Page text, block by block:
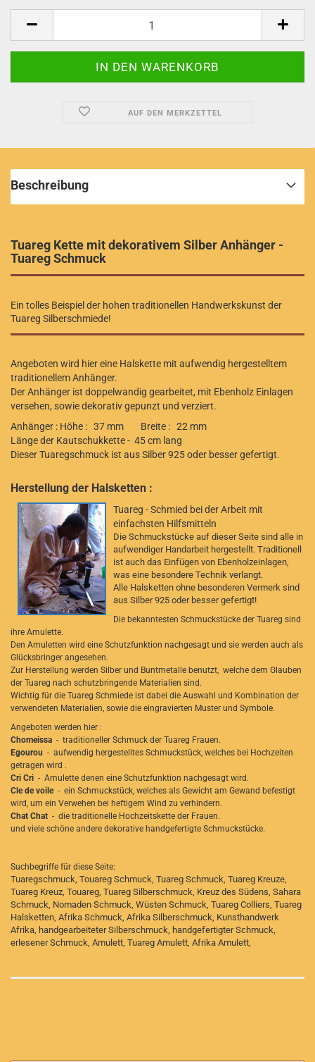
AUF DEN MERKZETTEL
Beschreibung
Tuareg Kette mit dekorativem Silber Anhänger -
Tuareg Schmuck
Ein tolles Beispiel der hohen traditionellen Handwerkskunst der
Tuareg Silberschmiede!
Angeboten wird hier eine Halskette mit aufwendig hergestelltem
traditionellem Anhänger.
Der Anhänger ist doppelwandig gearbeitet, mit Ebenholz Einlagen
versehen, sowie dekorativ gepunzt und verziert.
Anhänger : Höhe : 37 mm Breite : 22 mm
Länge der Kautschukkette - 45 cm lang
Dieser Tuaregschmuck ist aus Silber 925 oder besser gefertigt.
Herstellung der Halsketten :
Tuareg - Schmied bei der Arbeit mit
einfachsten Hilfsmitteln
Die Schmuckstücke auf dieser Seite sind alle in
aufwendiger Handarbeit hergestellt. Traditionell
ist auch das Einfügen von Ebenholzeinlagen,
was eine besondere Technik verlangt.
Alle Halsketten ohne besonderen Vermerk sind
aus Silber 925 oder besser gefertigt!
Die bekanntesten Schmuckstücke der Tuareg sind
ihre Amulette.
Den Amuletten wird eine Schutzfunktion nachgesagt und sie werden auch als
Glücksbringer angesehen.
Zur Herstellung werden Silber und Buntmetalle benutzt, welche dem Glauben
der Tuareg nach schutzbringende Materialien sind.
Wichtig für die Tuareg Schmiede ist dabei die Auswahl und Kombination der
verwendeten Materialien, sowie die eingravierten Muster und Symbole.
Angeboten werden hier :
Chomeissa - traditioneller Schmuck der Tuareg Frauen.
Egourou - aufwendig hergestelltes Schmuckstück, welches bei Hochzeiten
getragen wird .
Cri Cri - Amulette denen eine Schutzfunktion nachgesagt wird.
Cle de voile- ein Schmuckstück, welches als Gewicht am Gewand befestigt
wird, um ein Verwehen bei heftigem Wind zu verhindern.
Chat Chat - die traditionelle Hochzeitskette der Frauen.
und viele schöne andere dekorative handgefertigte Schmuckstücke.
Suchbegriffe für diese Seite:
Tuaregschmuck, Touareg Schmuck, Tuareg Schmuck, Tuareg Kreuze,
Tuareg Kreuz, Touareg, Tuareg Silberschmuck, Kreuz des Südens, Sahara
Schmuck, Nomaden Schmuck, Wüsten Schmuck, Tuareg Colliers, Tuareg
Halsketten, Afrika Schmuck, Afrika Silberschmuck, Kunsthandwerk
Afrika, handgearbeiteter Silberschmuck, handgefertigter Schmuck,
erlesener Schmuck, Amulett, Tuareg Amulett, Afrika Amulett,